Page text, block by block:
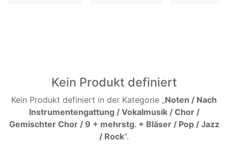
Kein Produkt definiert
Kein Produkt definiert in der Kategorie „Noten / Nach
Instrumentengattung / Vokalmusik / Chor /
Gemischter Chor / 9 + mehrstg. + Bläser / Pop / Jazz
/ Rock".